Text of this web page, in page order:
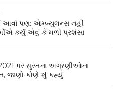
આવાં પણ: એમ્બ્યુલન્સ નહીં
કર્યું એવું કે મળી પ્રશંસા
પર સુરતના અગ્રણીઓના
કોણે શું કહ્યું